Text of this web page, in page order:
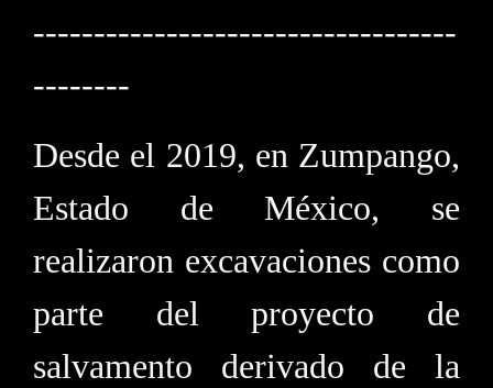
-----------------------------------
--------
Desde el 2019, en Zumpango,
Estado de México, se
realizaron excavaciones como
parte del proyecto de
salvamento derivado de la